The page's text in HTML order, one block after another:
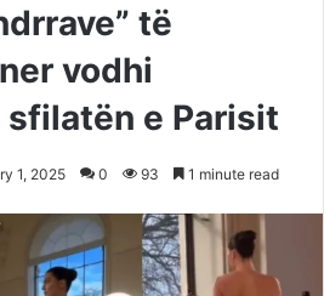
të
vodhi
e Parisit
1, 2025 0 93 1 minute read